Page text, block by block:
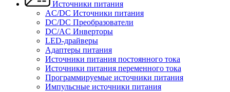
Источники питания
AC/DC Источники питания
DC/DC Преобразователи
DC/AC Инверторы
LED-драйверы
Адаптеры питания
Источники питания постоянного тока
Источники питания переменного тока
Программируемые источники питания
Импульсные источники питания